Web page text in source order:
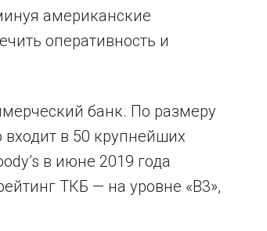
американские
оперативность и
банк. По размеру
входит в 50 крупнейших
в июне 2019 года
ТКБ — на уровне «B3»,